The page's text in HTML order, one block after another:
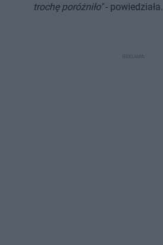
trochę poróżniło"- powiedziała.